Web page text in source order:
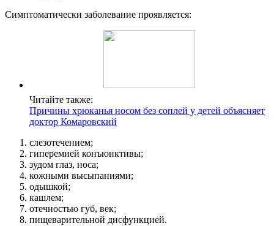
Симптоматически заболевание проявляется:
Читайте также:
Причины хрюканья носом без соплей у детей объясняет
доктор Комаровский
слезотечением;
гиперемией конъюнктивы;
зудом глаз, носа;
кожными высыпаниями;
одышкой;
кашлем;
отечностью губ, век;
пищеварительной дисфункцией.